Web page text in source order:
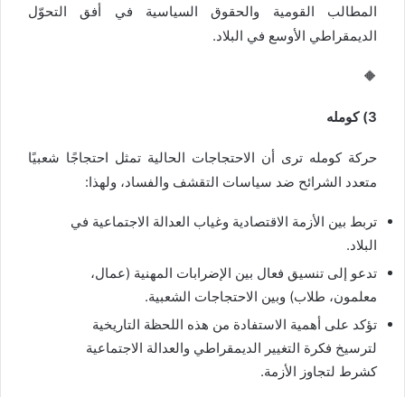
المطالب القومية والحقوق السياسية في أفق التحوّل
الديمقراطي الأوسع في البلاد.
🔶
3) كومله
حركة كومله ترى أن الاحتجاجات الحالية تمثل احتجاجًا شعبيًا
متعدد الشرائح ضد سياسات التقشف والفساد، ولهذا:
تربط بين الأزمة الاقتصادية وغياب العدالة الاجتماعية في
البلاد.
تدعو إلى تنسيق فعال بين الإضرابات المهنية (عمال،
معلمون، طلاب) وبين الاحتجاجات الشعبية.
تؤكد على أهمية الاستفادة من هذه اللحظة التاريخية
لترسيخ فكرة التغيير الديمقراطي والعدالة الاجتماعية
كشرط لتجاوز الأزمة.